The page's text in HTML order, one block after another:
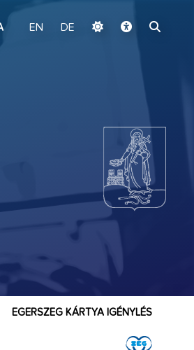
EN DE
EGERSZEG KÁRTYA IGÉNYLÉS